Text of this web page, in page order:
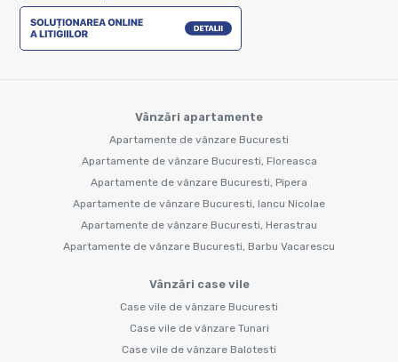
Vânzări apartamente
Apartamente de vânzare Bucuresti
Apartamente de vânzare Bucuresti, Floreasca
Apartamente de vânzare Bucuresti, Pipera
Apartamente de vânzare Bucuresti, Iancu Nicolae
Apartamente de vânzare Bucuresti, Herastrau
Apartamente de vânzare Bucuresti, Barbu Vacarescu
Vânzări case vile
Case vile de vânzare Bucuresti
Case vile de vânzare Tunari
Case vile de vânzare Balotesti